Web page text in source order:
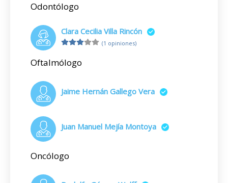
Odontólogo
Clara Cecilia Villa Rincón
(1 opiniones)
Oftalmólogo
Jaime Hernán Gallego Vera
Juan Manuel Mejía Montoya
Oncólogo